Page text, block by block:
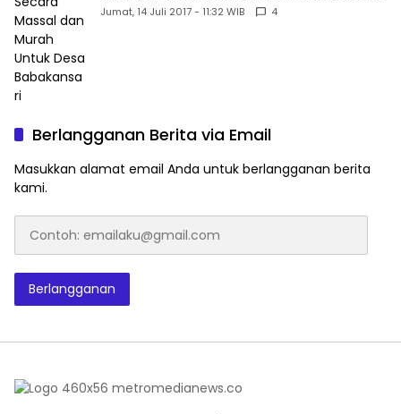
Desa Babakansari
Jumat, 14 Juli 2017 - 11:32 WIB 4
Berlangganan Berita via Email
Masukkan alamat email Anda untuk berlangganan berita
kami.
emailaku@gmail.com
Berlangganan